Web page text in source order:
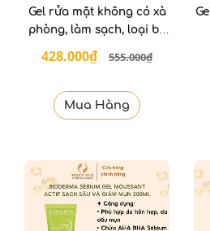
Gel rửa mặt không có xà
phòng, làm sạch, loại bỏ
428.000₫ 555.000₫
Mua Hàng